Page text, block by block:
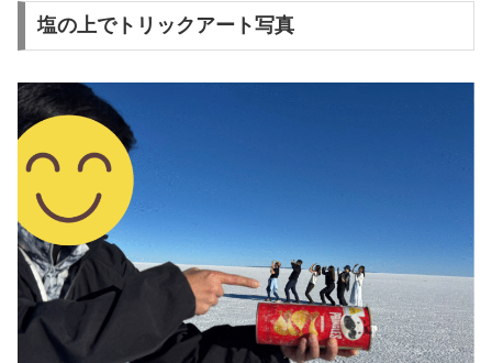
塩の上でトリックアート写真